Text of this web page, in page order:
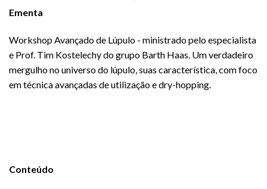
Ementa
Workshop Avançado de Lúpulo - ministrado pelo especialista
e Prof. Tim Kostelechy do grupo Barth Haas. Um verdadeiro
mergulho no universo do lúpulo, suas característica, com foco
em técnica avançadas de utilização e dry-hopping.
Conteúdo